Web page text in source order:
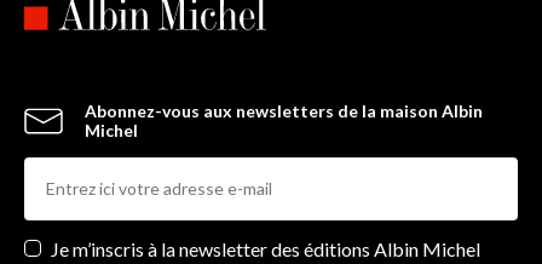
Abonnez-vous aux newsletters de la maison Albin
Michel
Newsletters
Je m’inscris à la newsletter des éditions Albin Michel